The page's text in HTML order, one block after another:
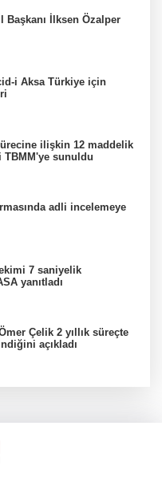
Başkanı İlksen Özalper
i Aksa Türkiye için
ilişkin 12 maddelik
TBMM'ye sunuldu
adli incelemeye
7 saniyelik
yanıtladı
Çelik 2 yıllık süreçte
açıkladı
Grubu'' çökertildi